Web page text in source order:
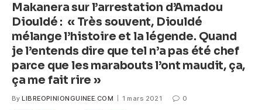
Makanera sur l’arrestation d’Amadou
Diouldé : « Très souvent, Diouldé
mélange l’histoire et la légende. Quand
je l’entends dire que tel n’a pas été chef
parce que les marabouts l’ont maudit, ça,
ça me fait rire »
By LIBREOPINIONGUINEE.COM 1 mars 2021 0